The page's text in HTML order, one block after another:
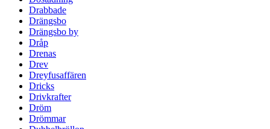
Drabbade
Drängsbo
Drängsbo by
Dråp
Drenas
Drev
Dreyfusaffären
Dricks
Drivkrafter
Dröm
Drömmar